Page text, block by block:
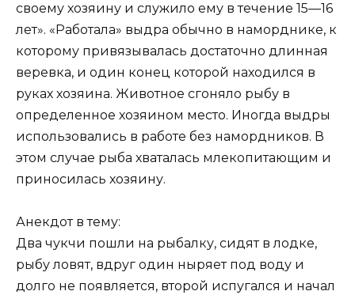
своему хозяину и служило ему в течение 15—16
лет». «Работала» выдра обычно в наморднике, к
которому привязывалась достаточно длинная
веревка, и один конец которой находился в
руках хозяина. Животное сгоняло рыбу в
определенное хозяином место. Иногда выдры
использовались в работе без намордников. В
этом случае рыба хваталась млекопитающим и
приносилась хозяину.
Анекдот в тему:
Два чукчи пошли на рыбалку, сидят в лодке,
рыбу ловят, вдруг один ныряет под воду и
долго не появляется, второй испугался и начал